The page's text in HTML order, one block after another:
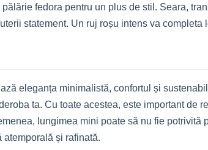
fedora pentru un plus de stil. Seara,
statement. Un ruj roșu intens va completa
eleganța minimalistă, confortul și
ta. Cu toate acestea, este important de
lungimea mini poate să nu fie potrivită
și rafinată.